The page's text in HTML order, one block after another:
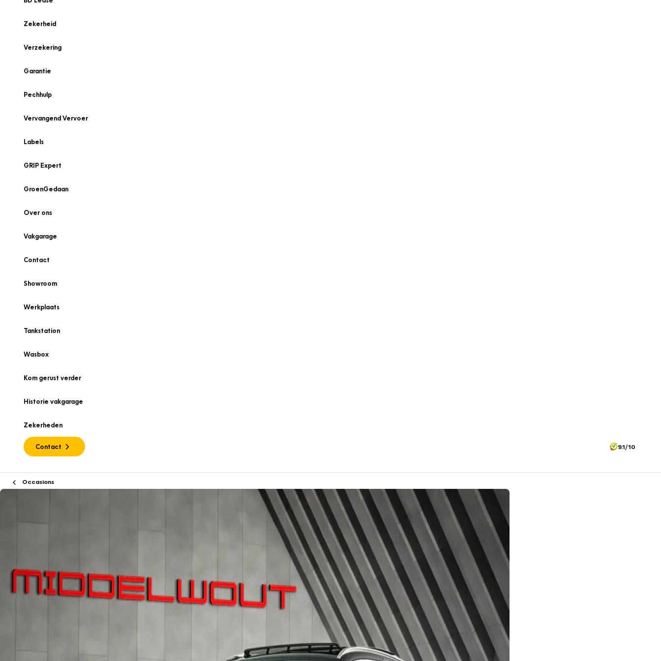
Zekerheid
Verzekering
Garantie
Pechhulp
Vervangend Vervoer
Labels
GRIP Expert
GroenGedaan
Over ons
Vakgarage
Contact
Showroom
Werkplaats
Tankstation
Wasbox
Kom gerust verder
Historie vakgarage
Zekerheden
Contact 9.1/10
Occasions